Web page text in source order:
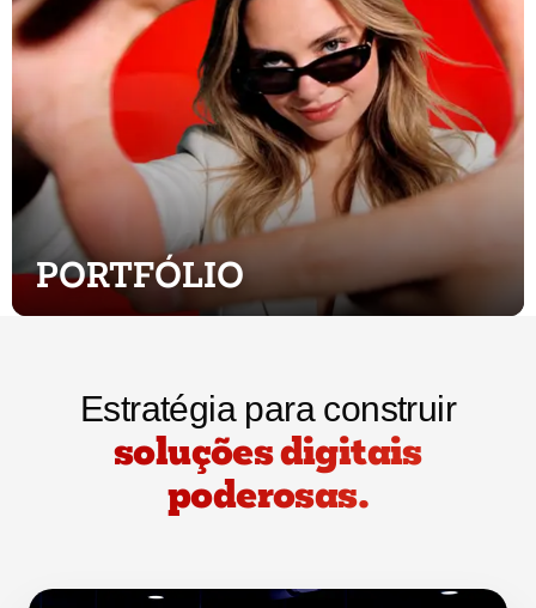
PORTFÓLIO
Estratégia para construir
soluções digitais
poderosas.